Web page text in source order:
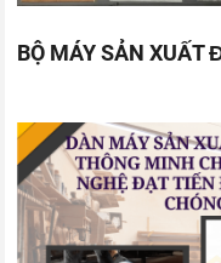
BỘ MÁY SẢN XUẤT